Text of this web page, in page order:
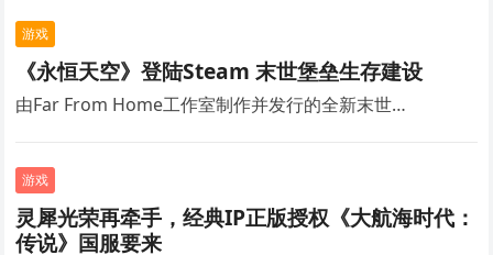
游戏
《永恒天空》登陆Steam 末世堡垒生存建设
由Far From Home工作室制作并发行的全新末世…
游戏
灵犀光荣再牵手，经典IP正版授权《大航海时代：
传说》国服要来